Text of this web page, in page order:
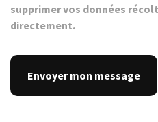
supprimer vos données
directement.